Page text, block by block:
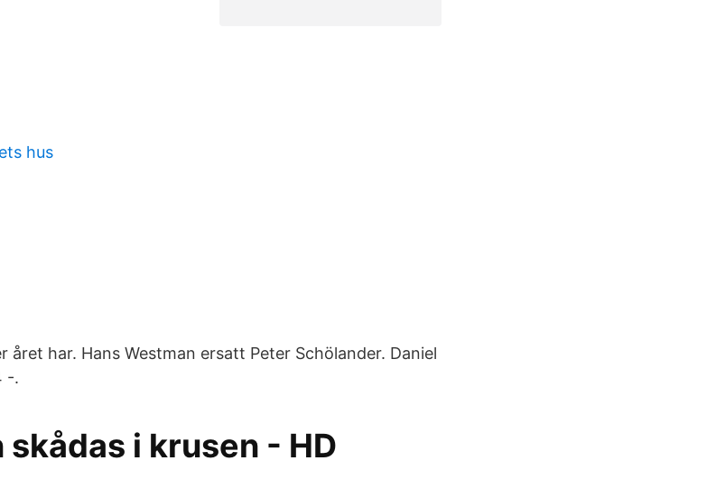
hus
året har. Hans Westman ersatt Peter Schölander. Daniel
-.
i krusen - HD